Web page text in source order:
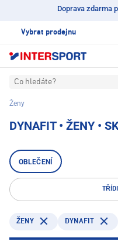
Doprava zdarma
Vybrat prodejnu
Co hledáte?
Ženy
DYNAFIT • ŽENY •
OBLEČENÍ
ŽENY DYNAFIT